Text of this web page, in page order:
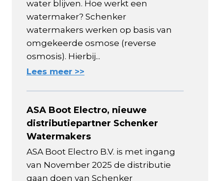
water blijven. Hoe werkt een
watermaker? Schenker
watermakers werken op basis van
omgekeerde osmose (reverse
osmosis). Hierbij...
Lees meer >>
ASA Boot Electro, nieuwe
distributiepartner Schenker
Watermakers
ASA Boot Electro B.V. is met ingang
van November 2025 de distributie
gaan doen van Schenker